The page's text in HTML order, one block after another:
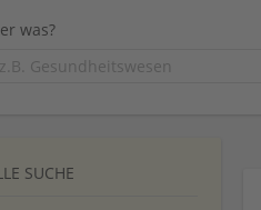
was?
SUCHE